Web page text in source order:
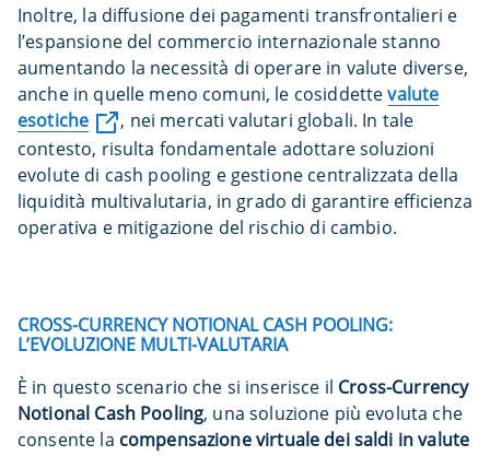
Inoltre, la diffusione dei pagamenti transfrontalieri e
l’espansione del commercio internazionale stanno
aumentando la necessità di operare in valute diverse,
anche in quelle meno comuni, le cosiddettevalute
esotiche
, nei mercati valutari globali. In tale
contesto, risulta fondamentale adottare soluzioni
evolute di cash pooling e gestione centralizzata della
liquidità multivalutaria, in grado di garantire efficienza
operativa e mitigazione del rischio di cambio.
CROSS-CURRENCY NOTIONAL CASH POOLING:
L’EVOLUZIONE MULTI-VALUTARIA
È in questo scenario che si inserisce il Cross-Currency
Notional Cash Pooling, una soluzione più evoluta che
consente la compensazione virtuale dei saldi in valute